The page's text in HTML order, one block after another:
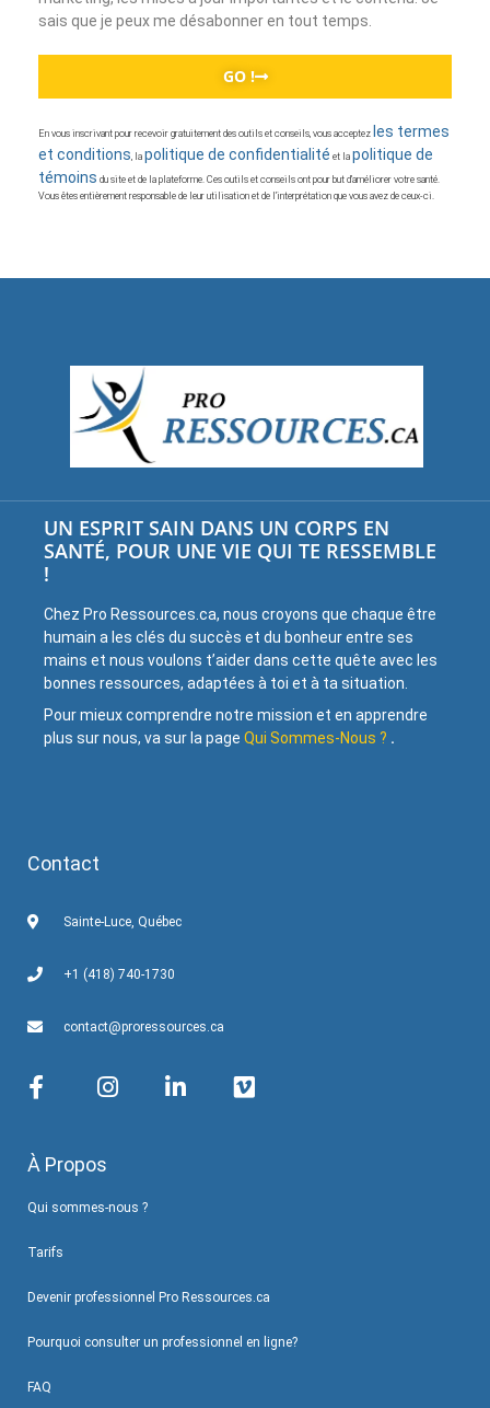
sais que je peux me désabonner en tout temps.
GO !
En vous inscrivant pour recevoir gratuitement des outils et conseils, vous acceptez les termes
et conditions, la politique de confidentialité et la politique de
témoins du site et de la plateforme. Ces outils et conseils ont pour but d’améliorer votre santé.
Vous êtes entièrement responsable de leur utilisation et de l’interprétation que vous avez de ceux-ci.
UN ESPRIT SAIN DANS UN CORPS EN
SANTÉ, POUR UNE VIE QUI TE RESSEMBLE
!
Chez Pro Ressources.ca, nous croyons que chaque être
humain a les clés du succès et du bonheur entre ses
mains et nous voulons t’aider dans cette quête avec les
bonnes ressources, adaptées à toi et à ta situation.
Pour mieux comprendre notre mission et en apprendre
plus sur nous, va sur la page Qui Sommes-Nous ? .
Contact
Sainte-Luce, Québec
+1 (418) 740-1730
contact@proressources.ca
À Propos
Qui sommes-nous ?
Tarifs
Devenir professionnel Pro Ressources.ca
Pourquoi consulter un professionnel en ligne?
FAQ